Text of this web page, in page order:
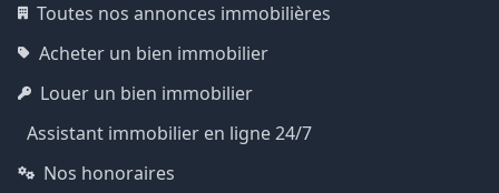
Toutes nos annonces immobilières
Acheter un bien immobilier
Louer un bien immobilier
Assistant immobilier en ligne 24/7
Nos honoraires